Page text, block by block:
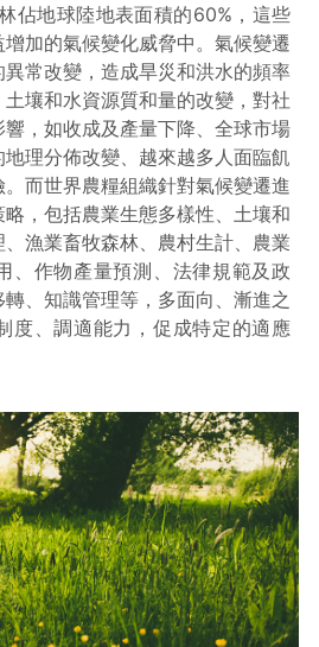
佔地球陸地表面積的60%，這些
加的氣候變化威脅中。氣候變遷
常改變，造成旱災和洪水的頻率
壤和水資源質和量的改變，對社
，如收成及產量下降、全球市場
理分佈改變、越來越多人面臨飢
而世界農糧組織針對氣候變遷進
，包括農業生態多樣性、土壤和
漁業畜牧森林、農村生計、農業
、作物產量預測、法律規範及政
、知識管理等，多面向、漸進之
度、調適能力，促成特定的適應